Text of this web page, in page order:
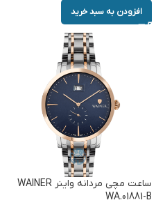
افزودن به سبد خرید
ساعت مچی مردانه واینر WAINER
WA.01881-B